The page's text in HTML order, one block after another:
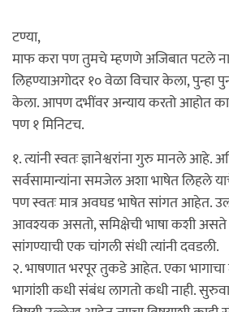
टण्या,
माफ करा पण तुमचे म्हणणे अजिबात पटले
लिहण्याअगोदर १० वेळा विचार केला, पुन्हा
केला. आपण दभींवर अन्याय करतो आहोत
पण १ मिनिटच.
१. त्यांनी स्वतः ज्ञानेश्वरांना गुरु मानले आहे.
सर्वसामान्यांना समजेल अशा भाषेत लिहले
पण स्वतः मात्र अवघड भाषेत सांगत आहेत.
आवश्यक असतो, समिक्षेची भाषा कशी असते
सांगण्याची एक चांगली संधी त्यांनी दवडली.
२. भाषणात भरपूर तुकडे आहेत. एका
भागांशी कधी संबंध लागतो कधी नाही.